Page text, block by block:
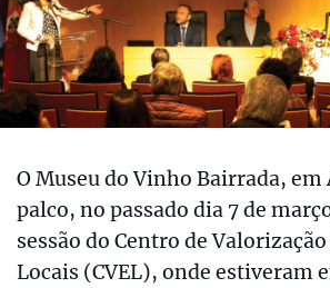
O Museu do Vinho Bairrada,
palco, no passado dia 7 de
sessão do Centro de
Locais (CVEL), onde estiveram